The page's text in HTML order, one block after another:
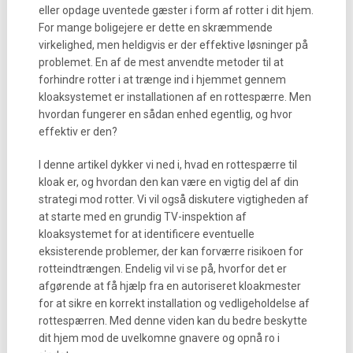
eller opdage uventede gæster i form af rotter i dit hjem.
For mange boligejere er dette en skræmmende
virkelighed, men heldigvis er der effektive løsninger på
problemet. En af de mest anvendte metoder til at
forhindre rotter i at trænge ind i hjemmet gennem
kloaksystemet er installationen af en rottespærre. Men
hvordan fungerer en sådan enhed egentlig, og hvor
effektiv er den?
I denne artikel dykker vi ned i, hvad en rottespærre til
kloak er, og hvordan den kan være en vigtig del af din
strategi mod rotter. Vi vil også diskutere vigtigheden af
at starte med en grundig TV-inspektion af
kloaksystemet for at identificere eventuelle
eksisterende problemer, der kan forværre risikoen for
rotteindtrængen. Endelig vil vi se på, hvorfor det er
afgørende at få hjælp fra en autoriseret kloakmester
for at sikre en korrekt installation og vedligeholdelse af
rottespærren. Med denne viden kan du bedre beskytte
dit hjem mod de uvelkomne gnavere og opnå ro i